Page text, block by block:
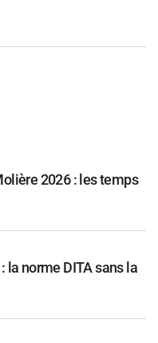
2026 : les temps
la norme DITA sans la